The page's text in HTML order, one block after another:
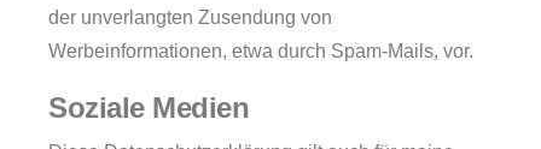
der unverlangten Zusendung von
Werbeinformationen, etwa durch Spam-Mails, vor.
Soziale Medien